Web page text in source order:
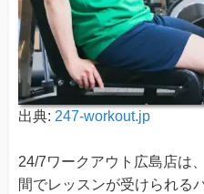
出典: 247-workout.jp
24/7ワークアウト広島店は
間でレッスンが受けられる